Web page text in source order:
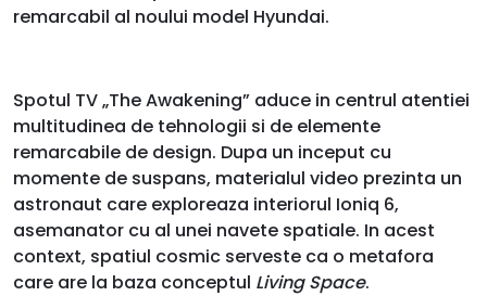
remarcabil al noului model Hyundai.
Spotul TV „The Awakening” aduce in centrul atentiei
multitudinea de tehnologii si de elemente
remarcabile de design. Dupa un inceput cu
momente de suspans, materialul video prezinta un
astronaut care exploreaza interiorul Ioniq 6,
asemanator cu al unei navete spatiale. In acest
context, spatiul cosmic serveste ca o metafora
care are la baza conceptul Living Space.